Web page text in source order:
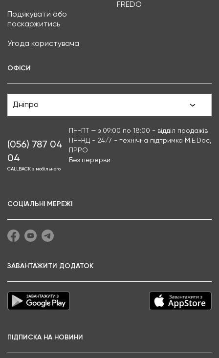
Подякувати або
поскаржитись
Угода користувача
FREDO
ОФІСИ
Дніпро
(056) 787 04
04
CALLBACK з мобільного
ПН-ПТ — з 09:00 по 18:00 - відділ продажів
ПН-НД - 24/7 - технічна підтримка M.E.Doc,
ПРРО
Без перерви
СОЦІАЛЬНІ МЕРЕЖІ
ЗАВАНТАЖИТИ ДОДАТОК
ПІДПИСКА НА НОВИНИ